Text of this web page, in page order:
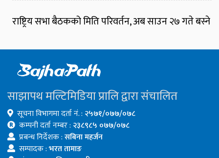
राष्ट्रिय सभा बैठकको मिति परिवर्तन, अब साउन २७ गते बस्ने
साझापथ मल्टिमिडिया प्रालि द्वारा संचालित
सूचना विभागमा दर्ता नं. : २५७१/०७७/०७८
कम्पनी दर्ता नम्बर : २३८९८५ ०७७/०७८
प्रबन्ध निर्देशक :सबिना महर्जन
सम्पादक :भरत तामाङ